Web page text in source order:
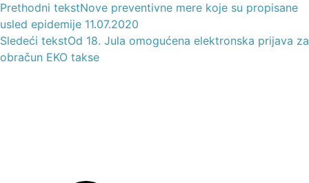
Prethodni tekstNove preventivne mere koje su propisane
usled epidemije 11.07.2020
Sledeći tekstOd 18. Jula omogućena elektronska prijava za
obračun EKO takse